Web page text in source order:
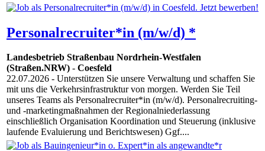
Personalrecruiter*in (m/w/d) *
Landesbetrieb Straßenbau Nordrhein-Westfalen
(Straßen.NRW) - Coesfeld
22.07.2026 - Unterstützen Sie unsere Verwaltung und schaffen Sie
mit uns die Verkehrsinfrastruktur von morgen. Werden Sie Teil
unseres Teams als Personalrecruiter*in (m/w/d). Personalrecruiting-
und -marketingmaßnahmen der Regionalniederlassung
einschließlich Organisation Koordination und Steuerung (inklusive
laufende Evaluierung und Berichtswesen) Ggf....